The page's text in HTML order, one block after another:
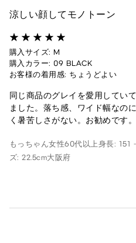
涼しい顔してモノトーン
購入サイズ: M
購入カラー: 09 BLACK
お客様の着用感: ちょうどよい
同じ商品のグレイを愛用してい
ました。落ち感、ワイド幅なの
く暑苦しさがない。お勧めです。
もっちゃん女性60代以上身長: 151
ズ: 22.5cm大阪府